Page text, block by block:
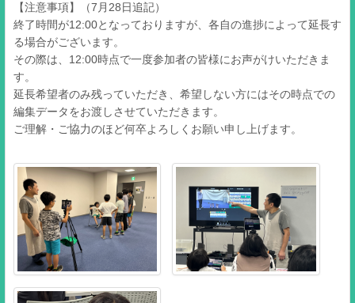
【注意事項】（7月28日追記）
終了時間が12:00となっておりますが、各自の進捗によって延長す
る場合がございます。
その際は、12:00時点で一度参加者の皆様にお声がけいただきま
す。
延長希望者のみ残っていただき、希望しない方にはその時点での
編集データをお渡しさせていただきます。
ご理解・ご協力のほど何卒よろしくお願い申し上げます。